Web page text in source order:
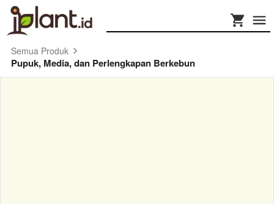
Semua Produk
Pupuk, Media, dan Perlengkapan Berkebun